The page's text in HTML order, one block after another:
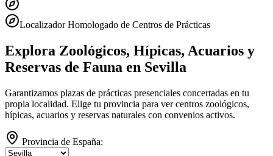
Localizador Homologado de Centros de Prácticas
Explora Zoológicos, Hípicas, Acuarios y
Reservas de Fauna en Sevilla
Garantizamos plazas de prácticas presenciales concertadas en tu
propia localidad. Elige tu provincia para ver centros zoológicos,
hípicas, acuarios y reservas naturales con convenios activos.
Provincia de España: